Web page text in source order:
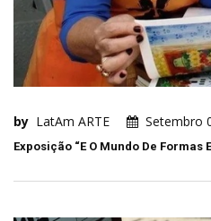
by LatAm ARTE Setembro
Exposição “E O Mundo De Formas